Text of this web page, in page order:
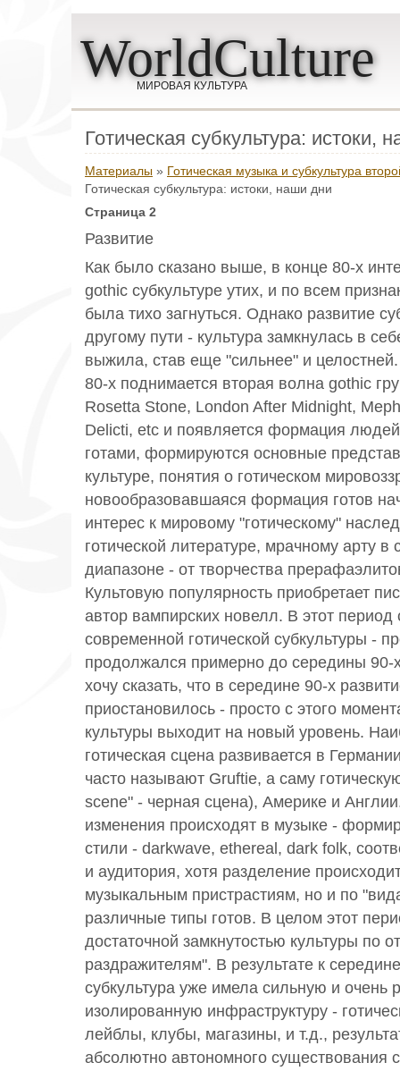
WorldCulture
МИРОВАЯ КУЛЬТУРА
Готическая субкультура: истоки,
Материалы » Готическая музыка и субкультура
Готическая субкультура: истоки, наши дни
Страница 2
Развитие
Как было сказано выше, в конце 80-х
gothic субкультуре утих, и по всем
была тихо загнуться. Однако развитие
другому пути - культура замкнулась в
выжила, став еще "сильнее" и
80-х поднимается вторая волна gothic
Rosetta Stone, London After Midnight,
Delicti, etc и появляется формация
готами, формируются основные
культуре, понятия о готическом
новообразовавшаяся формация готов
интерес к мировому "готическому"
готической литературе, мрачному арту
диапазоне - от творчества
Культовую популярность приобретает
автор вампирских новелл. В этот
современной готической субкультуры -
продолжался примерно до середины 90-
хочу сказать, что в середине 90-х
приостановилось - просто с этого
культуры выходит на новый уровень.
готическая сцена развивается в
часто называют Gruftie, а саму
scene" - черная сцена), Америке и
изменения происходят в музыке -
стили - darkwave, ethereal, dark folk,
и аудитория, хотя разделение
музыкальным пристрастиям, но и по
различные типы готов. В целом этот
достаточной замкнутостью культуры по
раздражителям". В результате к
субкультура уже имела сильную и очень
изолированную инфраструктуру -
лейблы, клубы, магазины, и т.д.,
абсолютно автономного существования